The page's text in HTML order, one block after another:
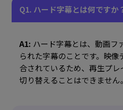
Q1. ハード字幕とは何ですか
A1: ハード字幕とは、動画フ
られた字幕のことです。映
合されているため、再生プ
切り替えることはできません。